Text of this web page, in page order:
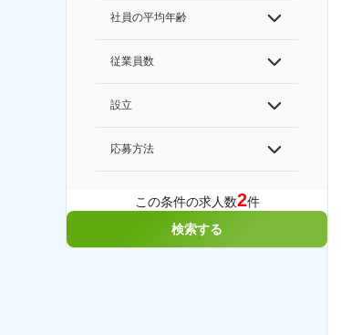
社員の平均年齢
従業員数
設立
応募方法
この条件の求人数2件
検索する